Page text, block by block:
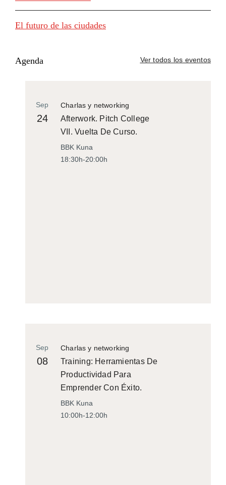
El futuro de las ciudades
Agenda Ver todos los eventos
Charlas y networking
Sep
24
Afterwork. Pitch College
VII. Vuelta De Curso.
BBK Kuna
18:30h-20:00h
Charlas y networking
Sep
08
Training: Herramientas De
Productividad Para
Emprender Con Éxito.
BBK Kuna
10:00h-12:00h